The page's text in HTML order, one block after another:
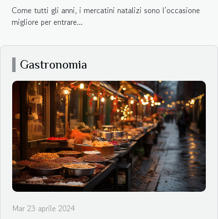
Come tutti gli anni, i mercatini natalizi sono l’occasione
migliore per entrare...
Gastronomia
Mar 23 aprile 2024